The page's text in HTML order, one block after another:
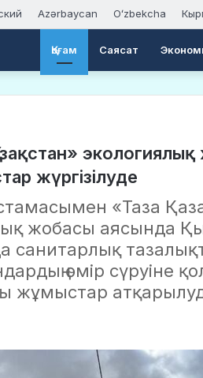
Azərbaycan Oʻzbekcha
Қоғам Саясат
жүргізілуде
«Таза
жобасы аясында
санитарлық
өмір сүруіне
жұмыстар